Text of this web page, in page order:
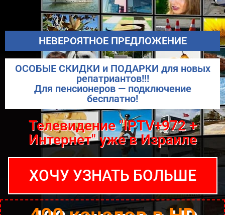
НЕВЕРОЯТНОЕ ПРЕДЛОЖЕНИЕ
ОСОБЫЕ СКИДКИ и ПОДАРКИ для новых
репатриантов!!!
Для пенсионеров — подключение
бесплатно!
Телевидение "IPTV+972 +
Интернет" уже в Израиле
ХОЧУ УЗНАТЬ БОЛЬШЕ